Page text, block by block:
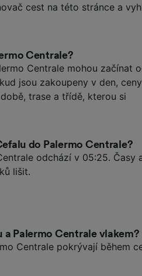
cest na této stránce a
Centrale?
Centrale mohou začínat
jsou zakoupeny v den,
trase a třídě, kterou si
do Palermo Centrale?
odchází v 05:25. Časy
lišit.
a Palermo Centrale vlakem?
Centrale pokrývají během